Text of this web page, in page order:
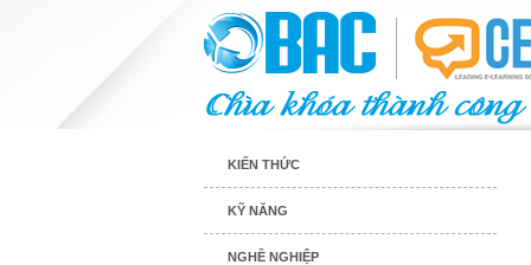
KIẾN THỨC
KỸ NĂNG
NGHỀ NGHIỆP